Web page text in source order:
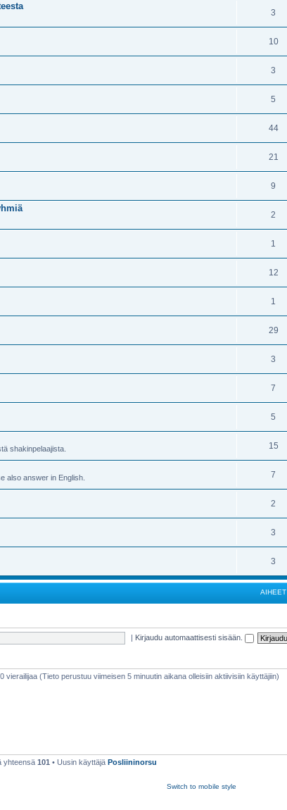
3
10
3
5
44
21
9
2
1
12
1
29
3
7
5
shakinpelaajista. 15
also answer in English. 7
2
3
3
AIHEET
| Kirjaudu automaattisesti sisään.
(Tieto perustuu viimeisen 5 minuutin aikana olleisiin aktiivisiin käyttäjiin)
yhteensä 101 • Uusin käyttäjä Posliininorsu
Switch to mobile style